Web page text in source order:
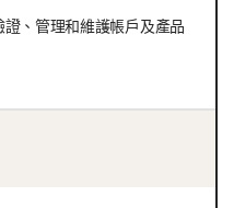
、管理和維護帳戶及產品